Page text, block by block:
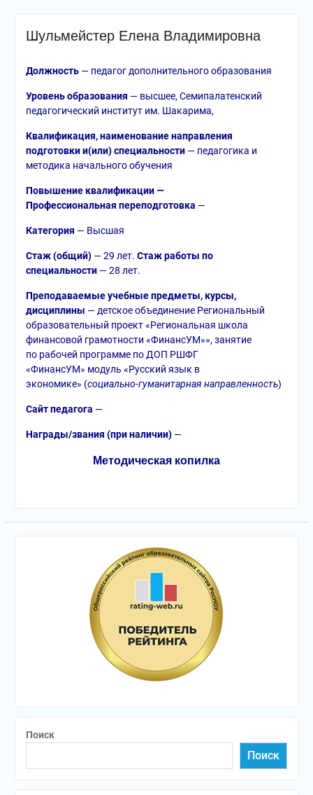
Шульмейстер Елена Владимировна
Должность— педагог дополнительного образования
Уровень образования — высшее, Семипалатенский
педагогический институт им. Шакарима,
Квалификация, наименование направления
подготовки и(или) специальности— педагогика и
методика начального обучения
Повышение квалификации—
Профессиональная переподготовка —
Категория — Высшая
Стаж(общий)— 29 лет. Стаж работы по
специальности— 28 лет.
Преподаваемые учебные предметы, курсы,
дисциплины — детское объединение Региональный
образовательный проект «Региональная школа
финансовой грамотности «ФинансУМ»», занятие
по рабочей программе по ДОП РШФГ
«ФинансУМ» модуль «Русский язык в
экономике» (социально-гуманитарная направленность)
Сайт педагога —
Награды/звания (при наличии)—
Методическая копилка
Поиск
Поиск